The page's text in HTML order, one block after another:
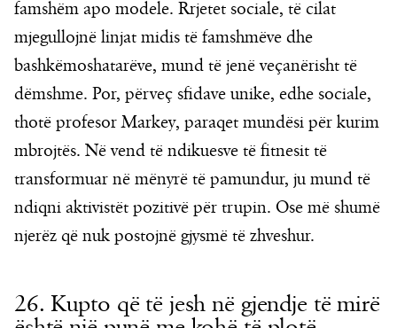
famshëm apo modele. Rrjetet sociale, të cilat
mjegullojnë linjat midis të famshmëve dhe
bashkëmoshatarëve, mund të jenë veçanërisht të
dëmshme. Por, përveç sfidave unike, edhe sociale,
thotë profesor Markey, paraqet mundësi për kurim
mbrojtës. Në vend të ndikuesve të fitnesit të
transformuar në mënyrë të pamundur, ju mund të
ndiqni aktivistët pozitivë për trupin. Ose më shumë
njerëz që nuk postojnë gjysmë të zhveshur.
26. Kupto që të jesh në gjendje të mirë